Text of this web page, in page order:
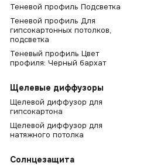
Теневой профиль Подсветка
Теневой профиль Для
гипсокартонных потолков,
подсветка
Теневый профиль Цвет
профиля: Черный бархат
Щелевые диффузоры
Щелевой диффузор для
гипсокартона
Щелевой диффузор для
натяжного потолка
Солнцезащита